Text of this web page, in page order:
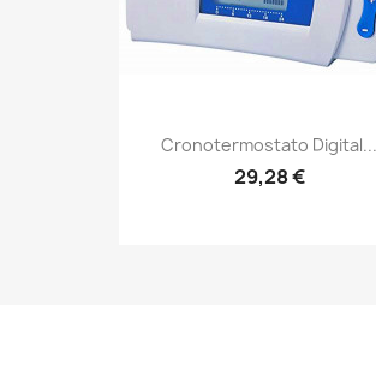
Cronotermostato Digital...
29,28 €